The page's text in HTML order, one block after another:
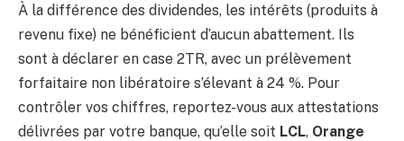
À la différence des dividendes, les intérêts (produits à
revenu fixe) ne bénéficient d’aucun abattement. Ils
sont à déclarer en case 2TR, avec un prélèvement
forfaitaire non libératoire s’élevant à 24 %. Pour
contrôler vos chiffres, reportez-vous aux attestations
délivrées par votre banque, qu’elle soit LCL, Orange